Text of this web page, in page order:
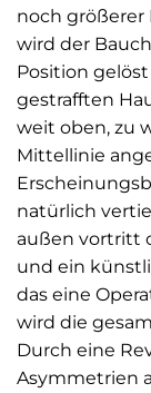
noch größerer
wird der
Position
gestrafften
weit oben, zu
Mittellinie
natürlich
außen vortritt
und ein
das eine
wird die
Durch eine
Asymmetrien